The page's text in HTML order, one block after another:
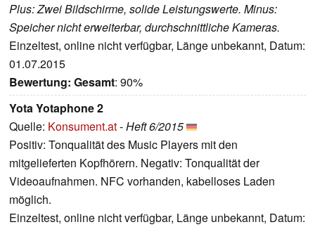
Plus: Zwei Bildschirme, solide Leistungswerte. Minus:
Speicher nicht erweiterbar, durchschnittliche Kameras.
Einzeltest, online nicht verfügbar, Länge unbekannt, Datum:
01.07.2015
Bewertung: Gesamt: 90%
Yota Yotaphone 2
Quelle: Konsument.at-Heft 6/2015
Positiv: Tonqualität des Music Players mit den
mitgelieferten Kopfhörern. Negativ: Tonqualität der
Videoaufnahmen. NFC vorhanden, kabelloses Laden
möglich.
Einzeltest, online nicht verfügbar, Länge unbekannt, Datum: